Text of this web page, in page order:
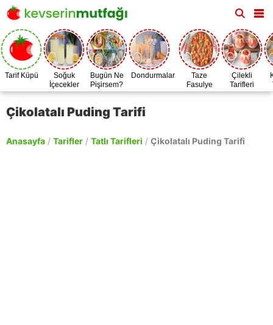
Tarif Küpü
Soğuk
İçecekler
Bugün Ne
Pişirsem?
Dondurmalar
Taze
Fasulye
Zamanı
Çilekli
Tarifleri
Çikolatalı Puding Tarifi
Anasayfa / Tarifler / Tatlı Tarifleri / Çikolatalı Puding Tarifi